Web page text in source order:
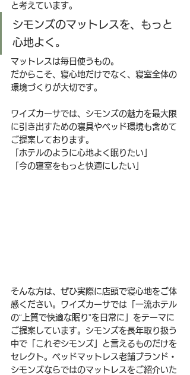
と考えています。
シモンズのマットレスを、もっと
心地よく。
マットレスは毎日使うもの。
だからこそ、寝心地だけでなく、寝室全体の
環境づくりが大切です。
ワイズカーサでは、シモンズの魅力を最大限
に引き出すための寝具やベッド環境も含めて
ご提案しております。
「ホテルのように心地よく眠りたい」
「今の寝室をもっと快適にしたい」
そんな方は、ぜひ実際に店頭で寝心地をご体
感ください。ワイズカーサでは「一流ホテル
の“上質で快適な眠り”を日常に」をテーマに
ご提案しています。シモンズを長年取り扱う
中で「これぞシモンズ」と言えるものだけを
セレクト。ベッドマットレス老舗ブランド・
シモンズならではのマットレスをご紹介いた